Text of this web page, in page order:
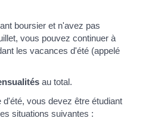
boursier et n'avez pas
vous pouvez continuer à
les vacances d'été (appelé
au total.
d'été, vous devez être étudiant
situations suivantes :